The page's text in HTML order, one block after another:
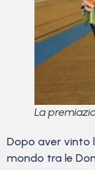
La
Dopo aver vinto
mondo tra le